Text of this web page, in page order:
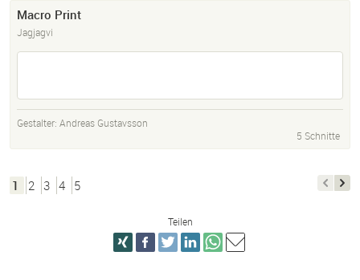
Macro Print
Jagjagvi
Gestalter: Andreas Gustavsson
5 Schnitte
1 2 3 4 5
Teilen